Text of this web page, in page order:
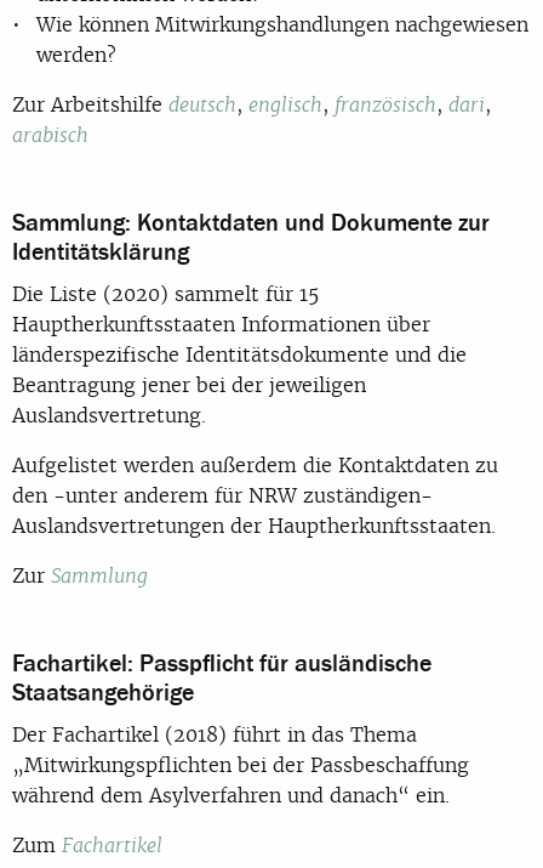
Wie können Mitwirkungshandlungen nachgewiesen
werden?
Zur Arbeitshilfe deutsch, englisch, französisch, dari,
arabisch
Sammlung: Kontaktdaten und Dokumente zur
Identitätsklärung
Die Liste (2020) sammelt für 15
Hauptherkunftsstaaten Informationen über
länderspezifische Identitätsdokumente und die
Beantragung jener bei der jeweiligen
Auslandsvertretung.
Aufgelistet werden außerdem die Kontaktdaten zu
den -unter anderem für NRW zuständigen-
Auslandsvertretungen der Hauptherkunftsstaaten.
Zur Sammlung
Fachartikel: Passpflicht für ausländische
Staatsangehörige
Der Fachartikel (2018) führt in das Thema
„Mitwirkungspflichten bei der Passbeschaffung
während dem Asylverfahren und danach“ ein.
Zum Fachartikel